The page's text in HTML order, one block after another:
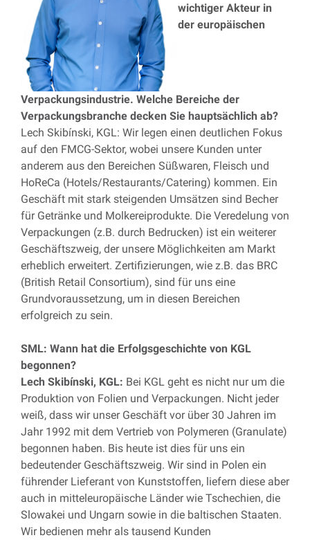
wichtiger Akteur in
der europäischen
Verpackungsindustrie. Welche Bereiche der
Verpackungsbranche decken Sie hauptsächlich ab?
Lech Skibínski, KGL: Wir legen einen deutlichen Fokus
auf den FMCG-Sektor, wobei unsere Kunden unter
anderem aus den Bereichen Süßwaren, Fleisch und
HoReCa (Hotels/Restaurants/Catering) kommen. Ein
Geschäft mit stark steigenden Umsätzen sind Becher
für Getränke und Molkereiprodukte. Die Veredelung von
Verpackungen (z.B. durch Bedrucken) ist ein weiterer
Geschäftszweig, der unsere Möglichkeiten am Markt
erheblich erweitert. Zertifizierungen, wie z.B. das BRC
(British Retail Consortium), sind für uns eine
Grundvoraussetzung, um in diesen Bereichen
erfolgreich zu sein.
SML: Wann hat die Erfolgsgeschichte von KGL
begonnen?
Lech Skibínski, KGL: Bei KGL geht es nicht nur um die
Produktion von Folien und Verpackungen. Nicht jeder
weiß, dass wir unser Geschäft vor über 30 Jahren im
Jahr 1992 mit dem Vertrieb von Polymeren (Granulate)
begonnen haben. Bis heute ist dies für uns ein
bedeutender Geschäftszweig. Wir sind in Polen ein
führender Lieferant von Kunststoffen, liefern diese aber
auch in mitteleuropäische Länder wie Tschechien, die
Slowakei und Ungarn sowie in die baltischen Staaten.
Wir bedienen mehr als tausend Kunden